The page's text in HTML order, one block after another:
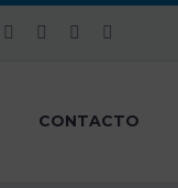
CONTACTO